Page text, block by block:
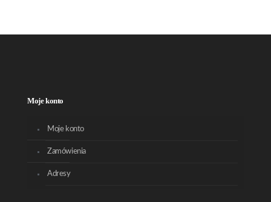
Moje konto
Moje konto
Zamówienia
Adresy